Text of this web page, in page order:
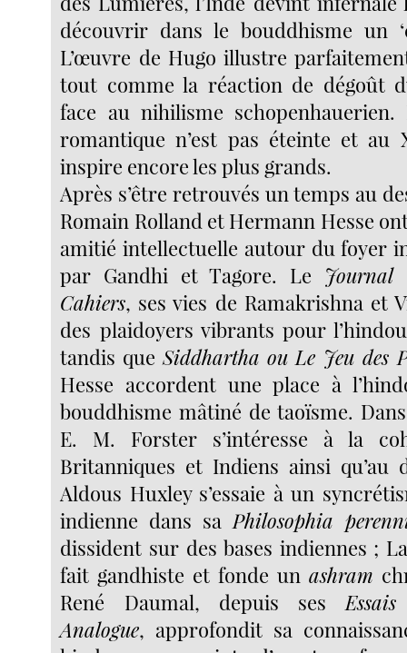
découvrir dans le bouddhisme un
L’œuvre de Hugo illustre
tout comme la réaction de dégoût
face au nihilisme
romantique n’est pas éteinte et au
inspire encore les plus grands.
Après s’être retrouvés un temps au
Romain Rolland et Hermann Hesse
amitié intellectuelle autour du foyer
par Gandhi et Tagore. Le Journal
Cahiers, ses vies de Ramakrishna et
des plaidoyers vibrants pour
tandis queSiddhartha ou Le Jeu des
Hesse accordent une place à
bouddhisme mâtiné de taoïsme.
E. M. Forster s’intéresse à la
Britanniques et Indiens ainsi qu’au
Aldous Huxley s’essaie à un
indienne dans saPhilosophia
dissident sur des bases indiennes ;
fait gandhiste et fonde unashram
René Daumal, depuis sesEssais
Analogue, approfondit sa